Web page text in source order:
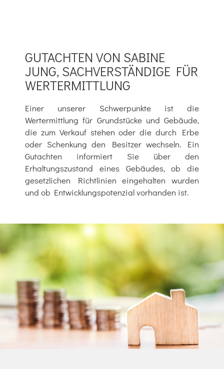
GUTACHTEN VON SABINE
JUNG, SACHVERSTÄNDIGE FÜR
WERTERMITTLUNG
Einer unserer Schwerpunkte ist die
Wertermittlung für Grundstücke und Gebäude,
die zum Verkauf stehen oder die durch Erbe
oder Schenkung den Besitzer wechseln. Ein
Gutachten informiert Sie über den
Erhaltungszustand eines Gebäudes, ob die
gesetzlichen Richtlinien eingehalten wurden
und ob Entwicklungspotenzial vorhanden ist.